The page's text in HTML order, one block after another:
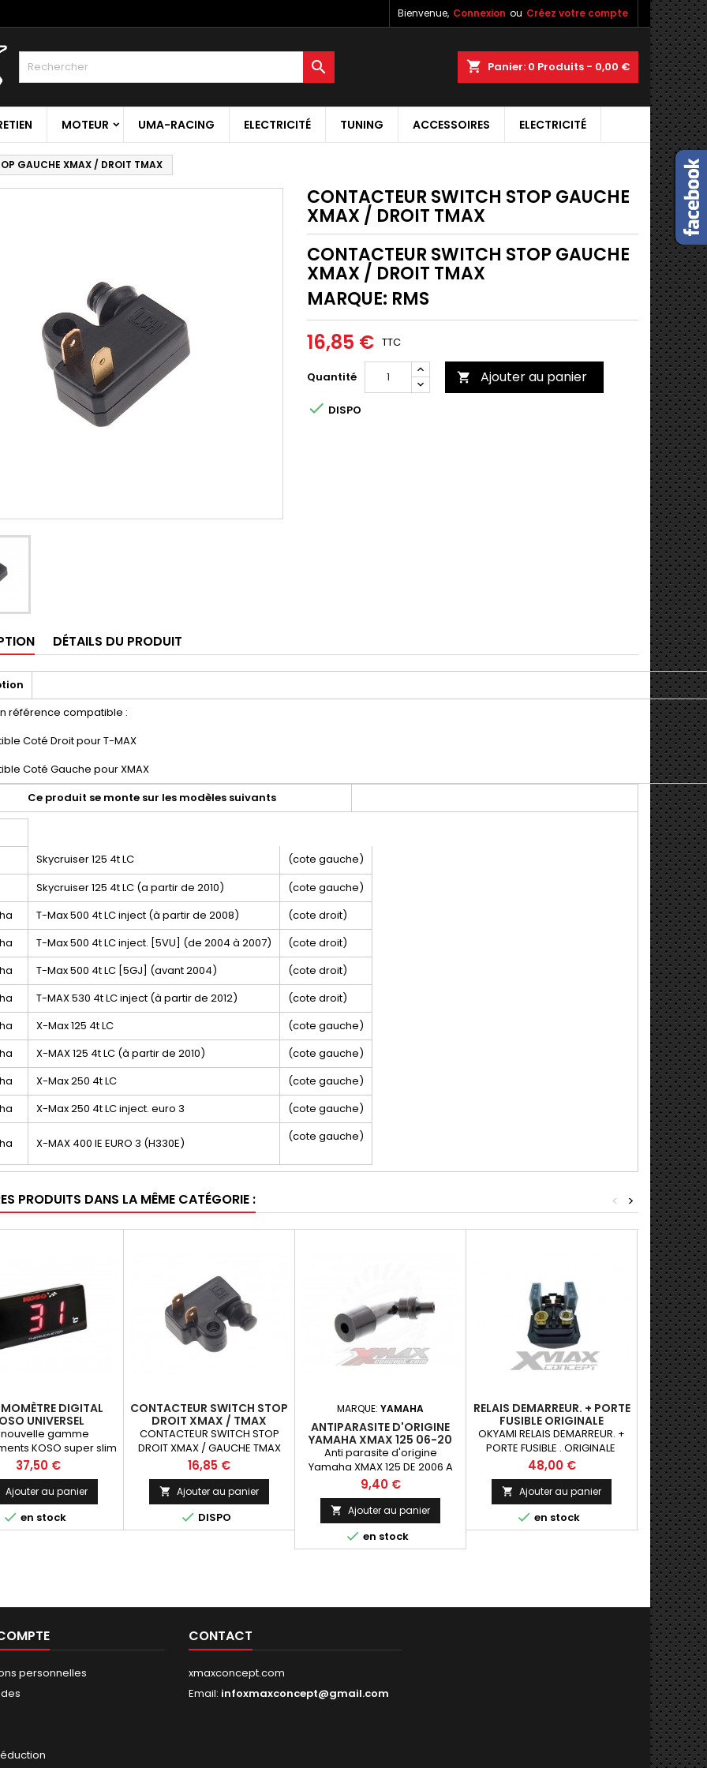
Bienvenue, Connexion ou Créez votre compte
shopping_cart Panier: 0 Produits - 0,00 €

MOTEUR UMA-RACING ELECTRICITÉ TUNING ACCESSOIRES ELECTRICITÉ
GAUCHE XMAX / DROIT TMAX
CONTACTEUR SWITCH STOP GAUCHE
XMAX / DROIT TMAX
CONTACTEUR SWITCH STOP GAUCHE
XMAX / DROIT TMAX
MARQUE: RMS
16,85 € TTC
Quantité  Ajouter au panier
 DISPO
DÉTAILS DU PRODUIT
référence compatible :
Coté Droit pour T-MAX
Coté Gauche pour XMAX
Ce produit se monte sur les modèles suivants
Skycruiser 125 4t LC
(cote gauche)
Skycruiser 125 4t LC (a partir de 2010)
(cote gauche)
T-Max 500 4t LC inject (à partir de 2008)
(cote droit)
T-Max 500 4t LC inject. [5VU] (de 2004 à 2007)
(cote droit)
T-Max 500 4t LC [5GJ] (avant 2004)
(cote droit)
T-MAX 530 4t LC inject (à partir de 2012)
(cote droit)
X-Max 125 4t LC
(cote gauche)
X-MAX 125 4t LC (à partir de 2010)
(cote gauche)
X-Max 250 4t LC
(cote gauche)
X-Max 250 4t LC inject. euro 3 (cote gauche)
X-MAX 400 IE EURO 3 (H330E) (cote gauche)
PRODUITS DANS LA MÊME CATÉGORIE : >
<
DIGITAL
UNIVERSEL
nouvelle gamme
KOSO super slim
un excellent rapport
prix.Ils sont une vraie
cette gamme
Koso est conçue
lisible, petit et facile
à être installé
Prix
37,50 €
Ajouter au panier
 en stock
CONTACTEUR SWITCH STOP
DROIT XMAX / TMAX
CONTACTEUR SWITCH STOP
DROIT XMAX / GAUCHE TMAX
MARQUE:RMS
Prix
16,85 €
 Ajouter au panier
 DISPO
MARQUE: YAMAHA
ANTIPARASITE D'ORIGINE
YAMAHA XMAX 125 06-20
Anti parasite d'origine
Yamaha XMAX 125 DE 2006 A
2020
Prix
9,40 €
 Ajouter au panier
 en stock
RELAIS DEMARREUR. + PORTE
FUSIBLE ORIGINALE
OKYAMI RELAIS DEMARREUR. +
PORTE FUSIBLE . ORIGINALE
Prix
48,00 €
 Ajouter au panier
 en stock
Universel
leader
VB50E-


personnelles
CONTACT
xmaxconcept.com
Email: infoxmaxconcept@gmail.com